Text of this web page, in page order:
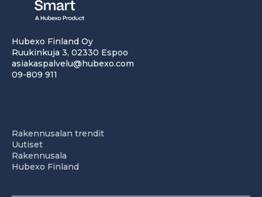
Hubexo Finland Oy
Ruukinkuja 3, 02330 Espoo
asiakaspalvelu@hubexo.com
09-809 911
Rakennusalan trendit
Uutiset
Rakennusala
Hubexo Finland